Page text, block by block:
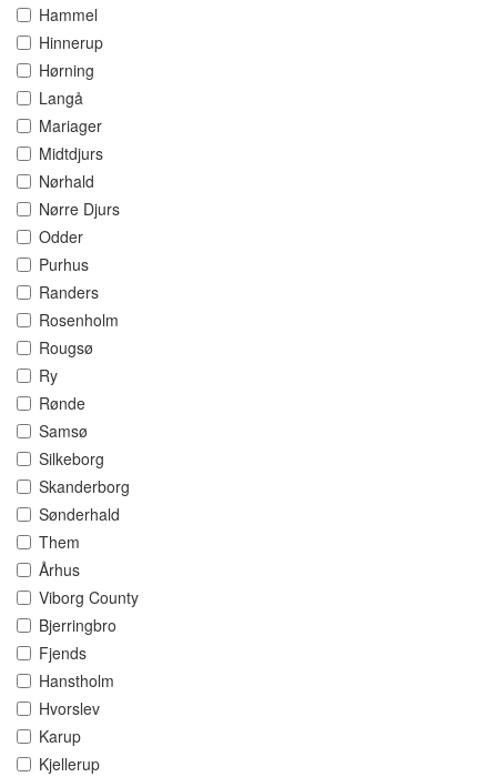
Hammel
Hinnerup
Hørning
Langå
Mariager
Midtdjurs
Nørhald
Nørre Djurs
Odder
Purhus
Randers
Rosenholm
Rougsø
Ry
Rønde
Samsø
Silkeborg
Skanderborg
Sønderhald
Them
Århus
Viborg County
Bjerringbro
Fjends
Hanstholm
Hvorslev
Karup
Kjellerup